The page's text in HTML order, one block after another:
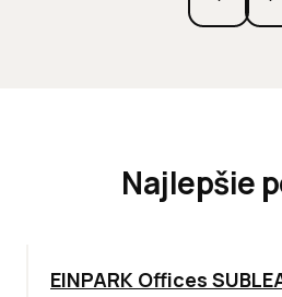
Najlepšie
TOP ODPORÚČAME
EINPARK Offices